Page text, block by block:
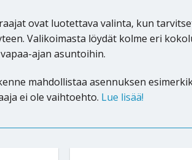
ovat luotettava valinta, kun
Valikoimasta löydät kolme eri
ajan asuntoihin.
mahdollistaa asennuksen
ei ole vaihtoehto. Lue lisää!